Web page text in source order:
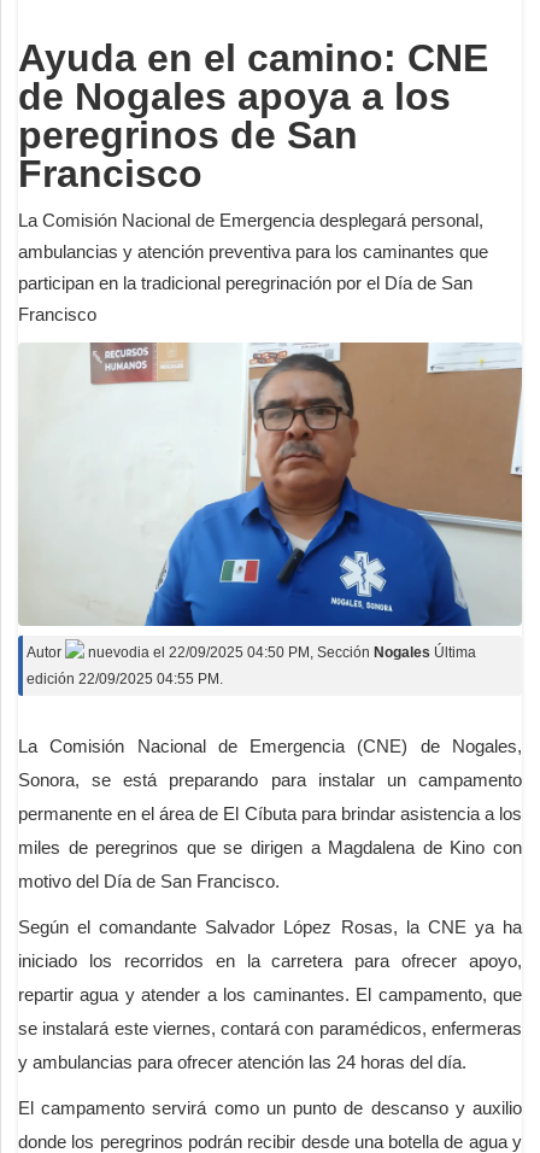
Ayuda en el camino: CNE
de Nogales apoya a los
peregrinos de San
Francisco
La Comisión Nacional de Emergencia desplegará personal,
ambulancias y atención preventiva para los caminantes que
participan en la tradicional peregrinación por el Día de San
Francisco
Autor nuevodia el 22/09/2025 04:50 PM , Sección Nogales Última
edición 22/09/2025 04:55 PM.
La Comisión Nacional de Emergencia (CNE) de Nogales,
Sonora, se está preparando para instalar un campamento
permanente en el área de El Cíbuta para brindar asistencia a los
miles de peregrinos que se dirigen a Magdalena de Kino con
motivo del Día de San Francisco.
Según el comandante Salvador López Rosas, la CNE ya ha
iniciado los recorridos en la carretera para ofrecer apoyo,
repartir agua y atender a los caminantes. El campamento, que
se instalará este viernes, contará con paramédicos, enfermeras
y ambulancias para ofrecer atención las 24 horas del día.
El campamento servirá como un punto de descanso y auxilio
donde los peregrinos podrán recibir desde una botella de agua y